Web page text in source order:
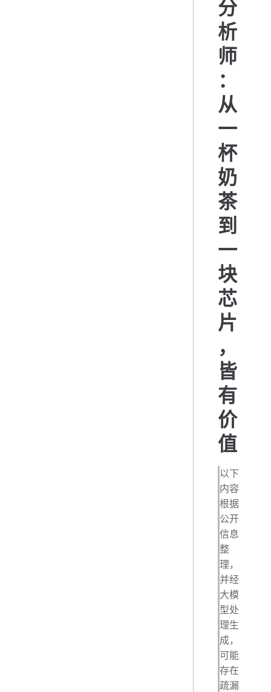
分
析
师
：
从
一
杯
奶
茶
到
一
块
芯
片
，
皆
有
价
值
以下
内容
根据
公开
信息
整
理，
并经
大模
型处
理生
成，
可能
存在
疏漏